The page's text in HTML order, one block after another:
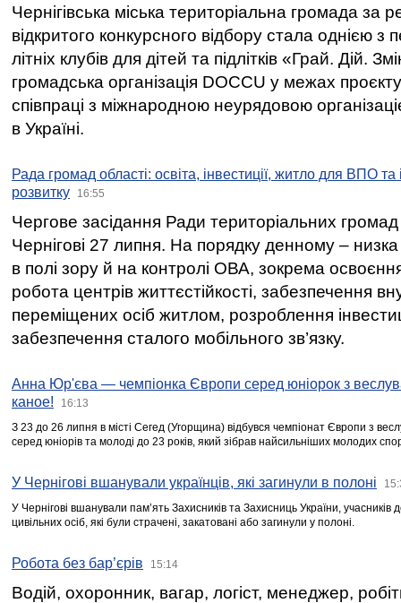
Чернігівська міська територіальна громада за
відкритого конкурсного відбору стала однією
літніх клубів для дітей та підлітків «Грай. Дій.
громадська організація DOCCU у межах
співпраці з міжнародною неурядовою
в Україні.
Рада громад області: освіта, інвестиції, житло для ВПО
розвитку
16:55
Чергове засідання Ради територіальних громад
Чернігові 27 липня. На порядку денному –
в полі зору й на контролі ОВА, зокрема освоєння
робота центрів життєстійкості, забезпечення
переміщених осіб житлом, розроблення
забезпечення сталого мобільного зв’язку.
Анна Юр'єва — чемпіонка Європи серед юніорок з
каное!
16:13
З 23 до 26 липня в місті Сегед (Угорщина) відбувся чемпіонат Європи з
серед юніорів та молоді до 23 років, який зібрав найсильніших молодих
У Чернігові вшанували українців, які загинули в полоні
У Чернігові вшанували пам’ять Захисників та Захисниць України,
цивільних осіб, які були страчені, закатовані або загинули у полоні.
Робота без бар’єрів 15:14
Водій, охоронник, вагар, логіст, менеджер,